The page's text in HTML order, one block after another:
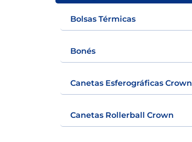
Bolsas Térmicas
Bonés
Canetas Esferográficas Crown
Canetas Rollerball Crown